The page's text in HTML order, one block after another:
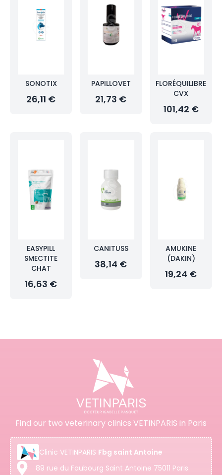
SONOTIX
26,11 €
PAPILLOVET
21,73 €
FLORÉQUILIBRE
CVX
101,42 €
EASYPILL
SMECTITE
CHAT
16,63 €
CANITUSS
38,14 €
AMUKINE
(DAKIN)
19,24 €
Find our two veterinary clinics VETINPARIS in Paris
Clinic VETINPARIS Fbg saint Antoine
89 rue du Faubourg Saint Antoine 75011 Paris